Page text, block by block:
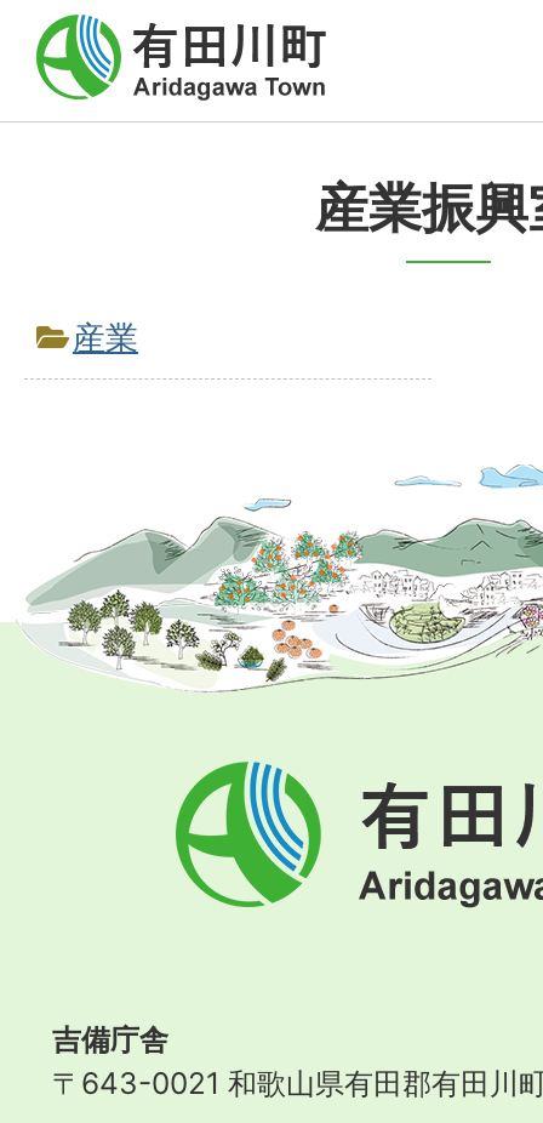
産業振興
産業
有
田
川
町
吉備庁舎
〒643-0021 和歌山県有田郡有田川